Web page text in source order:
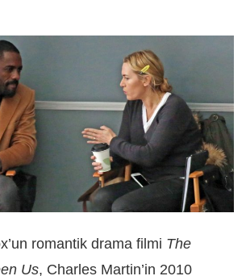
romantik drama filmi The
Us, Charles Martin’in 2010